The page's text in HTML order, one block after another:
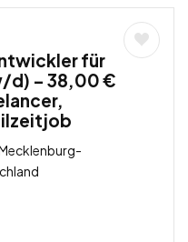
für
d) – 38,00 €